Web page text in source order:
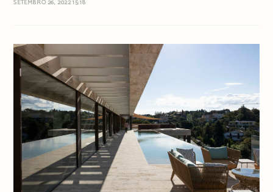
SETEMBRO 26, 2022 15:18